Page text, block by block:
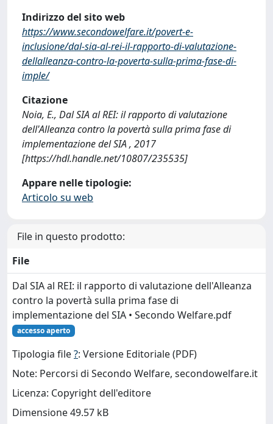
Indirizzo del sito web
https://www.secondowelfare.it/povert-e-
inclusione/dal-sia-al-rei-il-rapporto-di-valutazione-
dellalleanza-contro-la-poverta-sulla-prima-fase-di-
imple/
Citazione
Noia, E., Dal SIA al REI: il rapporto di valutazione
dell'Alleanza contro la povertà sulla prima fase di
implementazione del SIA , 2017
[https://hdl.handle.net/10807/235535]
Appare nelle tipologie:
Articolo su web
File in questo prodotto:
File
Dal SIA al REI: il rapporto di valutazione dell'Alleanza
contro la povertà sulla prima fase di
implementazione del SIA • Secondo Welfare.pdf
accesso aperto
Tipologia file?: Versione Editoriale (PDF)
Note: Percorsi di Secondo Welfare, secondowelfare.it
Licenza: Copyright dell'editore
Dimensione 49.57 kB